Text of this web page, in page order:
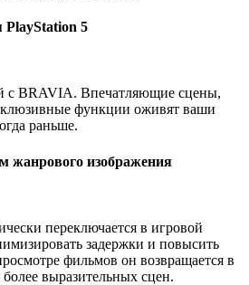
PlayStation 5
с BRAVIA. Впечатляющие сцены,
функции оживят ваши
раньше.
жанрового изображения
переключается в игровой
задержки и повысить
фильмов он возвращается в
выразительных сцен.